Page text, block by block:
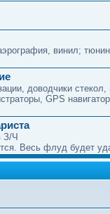
винил;
доводчики стекол,
GPS
З/Ч
Весь флуд будет